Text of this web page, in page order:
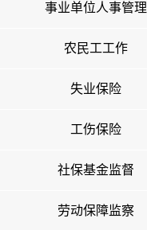
事业单位人事管理
农民工工作
失业保险
工伤保险
社保基金监督
劳动保障监察